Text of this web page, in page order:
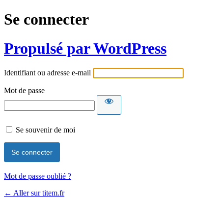
Se connecter
Propulsé par WordPress
Identifiant ou adresse e-mail
Mot de passe
Se souvenir de moi
Mot de passe oublié ?
← Aller sur titem.fr